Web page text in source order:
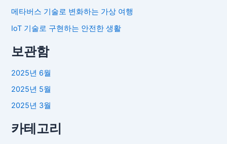
메타버스 기술로 변화하는 가상 여행
IoT 기술로 구현하는 안전한 생활
보관함
2025년 6월
2025년 5월
2025년 3월
카테고리